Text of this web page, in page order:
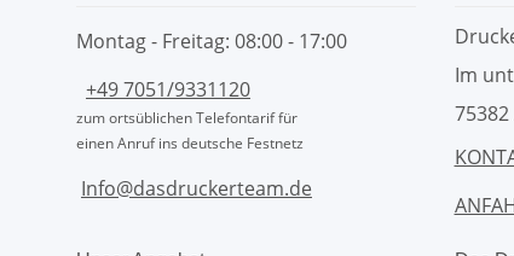
Montag - Freitag: 08:00 - 17:00
+49 7051/9331120
zum ortsüblichen Telefontarif für
einen Anruf ins deutsche Festnetz
Info@dasdruckerteam.de
Im